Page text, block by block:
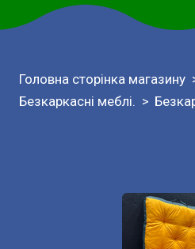
Головна сторінка магазину
Безкаркасні меблі.